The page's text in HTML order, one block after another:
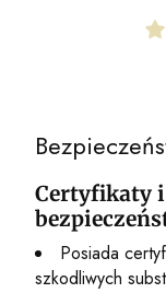
Certyfikaty
Posiada
szkodliwych